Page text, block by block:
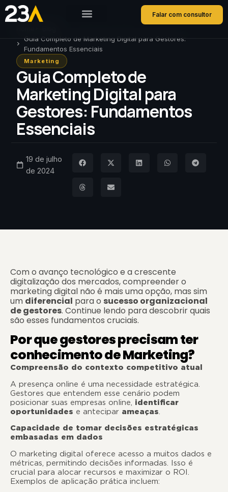
Falar com consultor
Guia Completo de Marketing Digital para Gestores:
Fundamentos Essenciais
Marketing
Guia Completo de
Marketing Digital para
Gestores: Fundamentos
Essenciais
19 de julho
de 2024
Com o avanço tecnológico e a crescente
digitalização dos mercados, compreender o
marketing digital não é mais uma opção, mas sim
um diferencial para o sucesso organizacional
de gestores. Continue lendo para descobrir quais
são esses fundamentos cruciais.
Por que gestores precisam ter
conhecimento de Marketing?
Compreensão do contexto competitivo atual
A presença online é uma necessidade estratégica.
Gestores que entendem esse cenário podem
posicionar suas empresas online, identificar
oportunidades e antecipar ameaças.
Capacidade de tomar decisões estratégicas
embasadas em dados
O marketing digital oferece acesso a muitos dados e
métricas, permitindo decisões informadas. Isso é
crucial para alocar recursos e maximizar o ROI.
Exemplos de aplicação prática incluem: